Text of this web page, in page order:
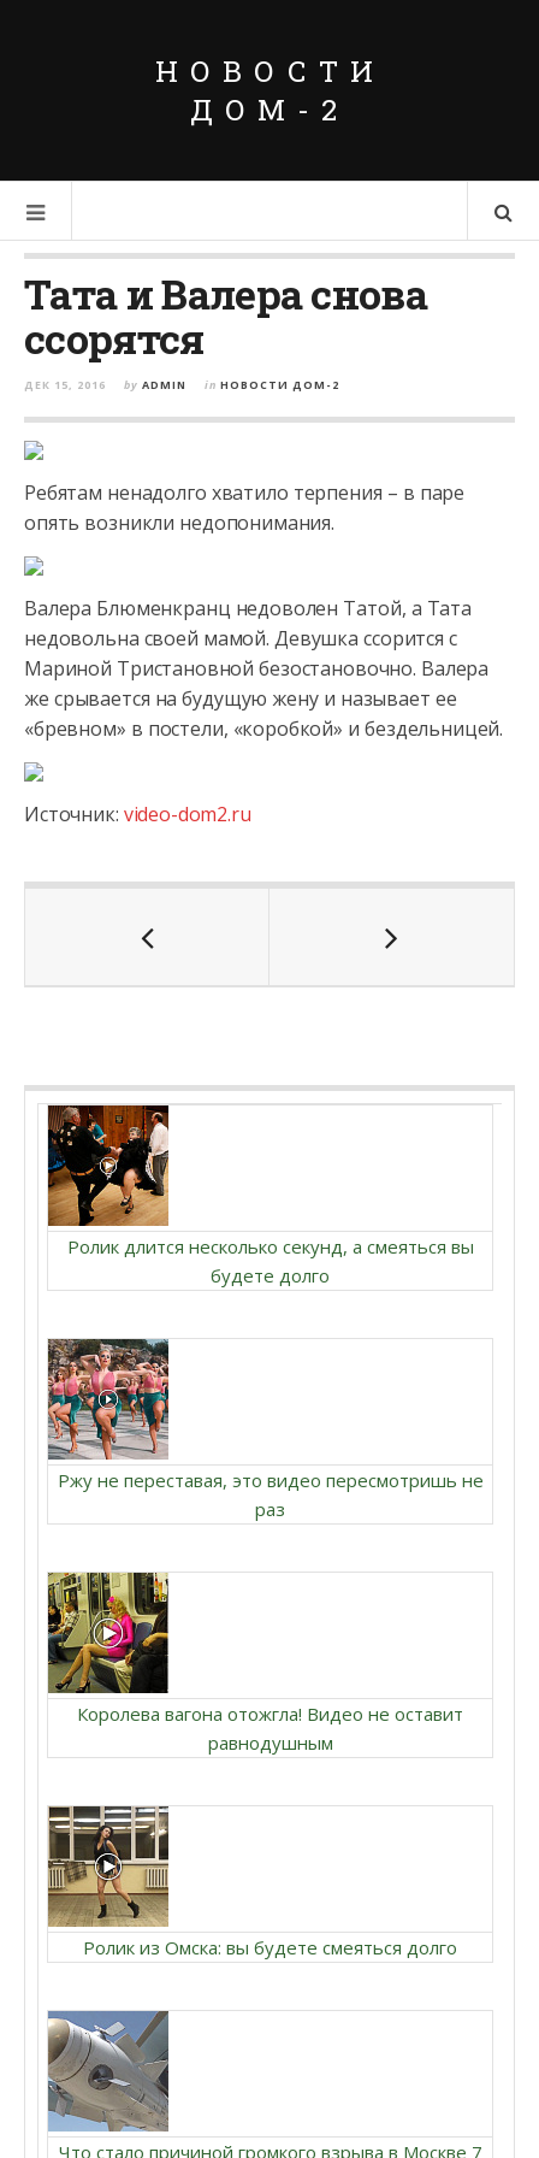
НОВОСТИ
ДОМ-2
Тата и Валера снова
ссорятся
ДЕК 15, 2016 by ADMIN in НОВОСТИ ДОМ-2
Ребятам ненадолго хватило терпения – в паре
опять возникли недопонимания.
Валера Блюменкранц недоволен Татой, а Тата
недовольна своей мамой. Девушка ссорится с
Мариной Тристановной безостановочно. Валера
же срывается на будущую жену и называет ее
«бревном» в постели, «коробкой» и бездельницей.
Источник: video-dom2.ru
Ролик длится несколько секунд, а смеяться вы
будете долго
Ржу не переставая, это видео пересмотришь не
раз
Королева вагона отожгла! Видео не оставит
равнодушным
Ролик из Омска: вы будете смеяться долго
Что стало причиной громкого взрыва в Москве 7